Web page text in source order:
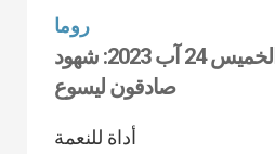
روما
عناوين نشرة يوم الخميس 24 آب 2023: شهود
صادقون ليسوع
أداة للنعمة